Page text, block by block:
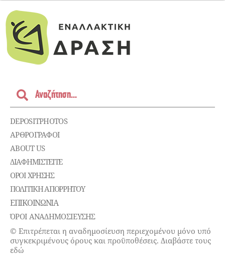
DEPOSITPHOTOS
ΑΡΘΡΟΓΡΑΦΟΙ
ABOUT US
ΔΙΑΦΗΜΙΣΤΕΊΤΕ
ΌΡΟΙ ΧΡΉΣΗΣ
ΠΟΛΙΤΙΚΉ ΑΠΟΡΡΉΤΟΥ
ΕΠΙΚΟΙΝΩΝΊΑ
ΌΡΟΙ ΑΝΑΔΗΜΟΣΙΕΥΣΗΣ
© Επιτρέπεται η αναδημοσίευση περιεχομένου μόνο υπό
συγκεκριμένους όρους και προϋποθέσεις. Διαβάστε τους
εδώ